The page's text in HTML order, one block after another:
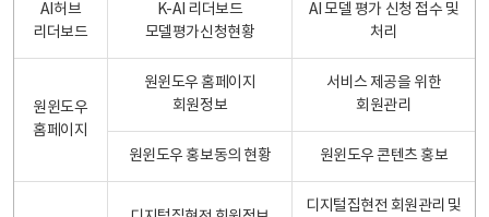
AI허브
리더보드
K-AI 리더보드
모델평가신청현황
AI 모델 평가 신청 접수 및
처리
원윈도우
홈페이지
원윈도우 홈페이지
회원정보
서비스 제공을 위한
회원관리
원윈도우 홍보동의 현황 원윈도우 콘텐츠 홍보
디지털집현전 회원관리 및